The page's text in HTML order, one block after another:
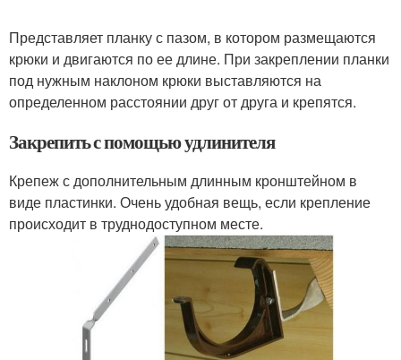
Представляет планку с пазом, в котором размещаются
крюки и двигаются по ее длине. При закреплении планки
под нужным наклоном крюки выставляются на
определенном расстоянии друг от друга и крепятся.
Закрепить с помощью удлинителя
Крепеж с дополнительным длинным кронштейном в
виде пластинки. Очень удобная вещь, если крепление
происходит в труднодоступном месте.